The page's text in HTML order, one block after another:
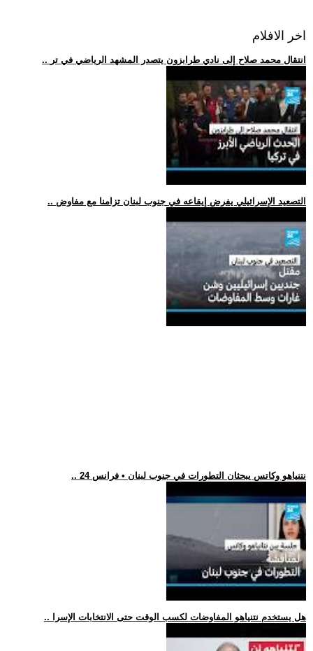
اخر الافلام
.. انتقال محمد صلاح إلى نادي طرابزون يتصدر المشهد الرياضي في تر
.. التصعيد الإسرائيلي يفرض إيقاعه في جنوب لبنان تزامنا مع مفاوض
.. نتنياهو وكاتس يبحثان التطورات في جنوب لبنان • فرانس 24
.. هل يستخدم نتنياهو المفاوضات لكسب الوقت حتى الانتخابات الإسرا